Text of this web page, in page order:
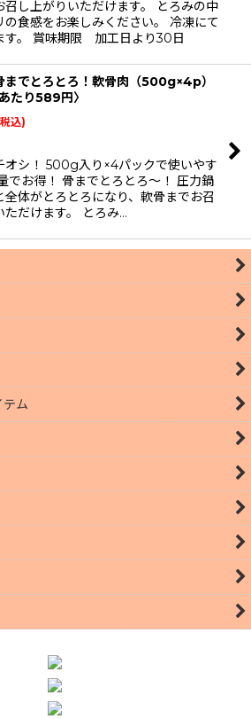
召し上がりいただけます。 とろみの中
の食感をお楽しみください。 冷凍にて
す。 賞味期限 加工日より30日
までとろとろ！軟骨肉（500g×4p）
たり589円〉
込)
オシ！ 500g入り×4パックで使いやす
でお得！ 骨までとろとろ〜！ 圧力鍋
全体がとろとろになり、軟骨までお召
ただけます。 とろみ…
テム